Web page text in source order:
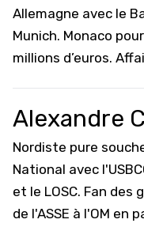
Allemagne avec le
Munich. Monaco
millions d’euros.
Alexandre
Nordiste pure
National avec
et le LOSC. Fan
de l'ASSE à l'OM en